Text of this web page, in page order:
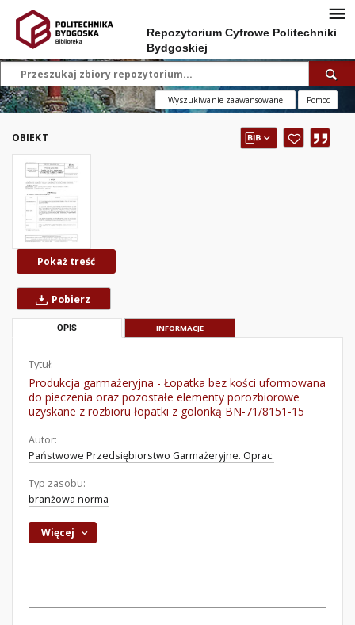
Repozytorium Cyfrowe Politechniki
Bydgoskiej
Wyszukiwanie zaawansowane Pomoc
OBIEKT
Pokaż treść
Pobierz
OPIS INFORMACJE
Tytuł:
Produkcja garmażeryjna - Łopatka bez kości uformowana
do pieczenia oraz pozostałe elementy porozbiorowe
uzyskane z rozbioru łopatki z golonką BN-71/8151-15
Autor:
Państwowe Przedsiębiorstwo Garmażeryjne. Oprac.
Typ zasobu:
branżowa norma
Więcej